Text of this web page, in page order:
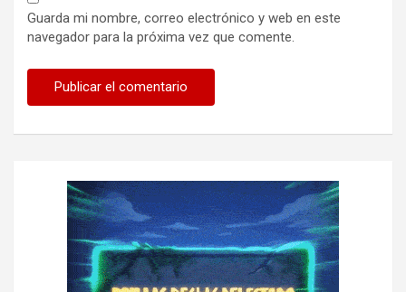
Guarda mi nombre, correo electrónico y web en este
navegador para la próxima vez que comente.